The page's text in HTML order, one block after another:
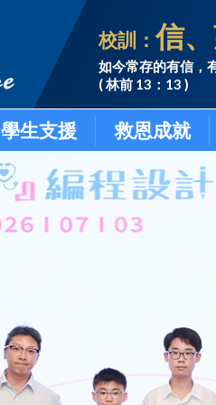
校訓：信
如今常存的有信，
( 林前 13：13 )
學生支援 救恩成就